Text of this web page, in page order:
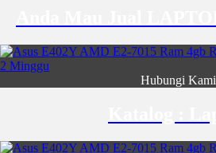
Hubungi Kami